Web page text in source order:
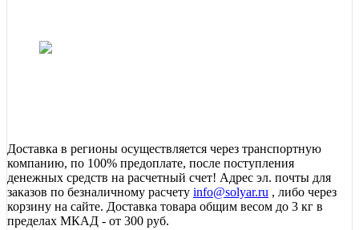
Доставка в регионы осуществляется через транспортную
компанию, по 100% предоплате, после поступления
денежных средств на расчетный счет! Адрес эл. почты для
заказов по безналичному расчету info@solyar.ru , либо через
корзину на сайте. Доставка товара общим весом до 3 кг в
пределах МКАД - от 300 руб.